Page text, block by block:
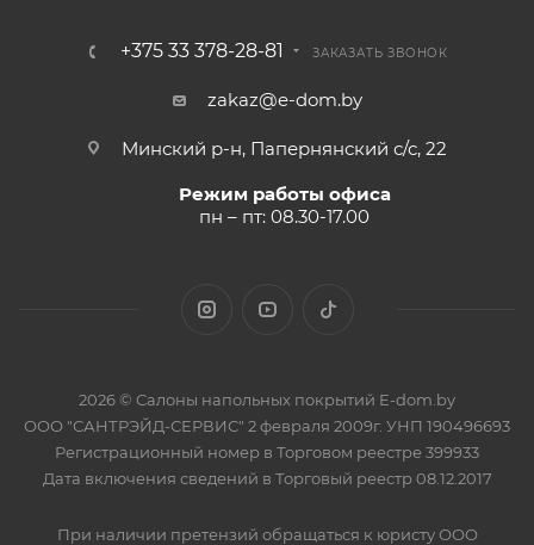
+375 33 378-28-81 ЗАКАЗАТЬ ЗВОНОК
zakaz@e-dom.by
Минский р-н, Папернянский с/с, 22
Режим работы офиса
пн – пт: 08.30-17.00
2026 © Салоны напольных покрытий E-dom.by
ООО "САНТРЭЙД-СЕРВИС" 2 февраля 2009г. УНП 190496693
Регистрационный номер в Торговом реестре 399933
Дата включения сведений в Торговый реестр 08.12.2017
При наличии претензий обращаться к юристу ООО